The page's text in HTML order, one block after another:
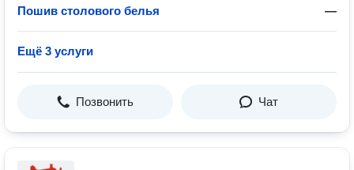
Пошив столового белья —
Ещё 3 услуги
Позвонить Чат